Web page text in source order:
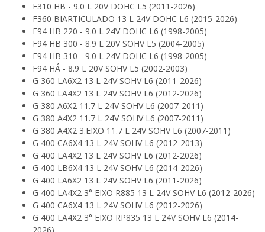
F310 HB - 9.0 L 20V DOHC L5 (2011-2026)
F360 BIARTICULADO 13 L 24V DOHC L6 (2015-2026)
F94 HB 220 - 9.0 L 24V DOHC L6 (1998-2005)
F94 HB 300 - 8.9 L 20V SOHV L5 (2004-2005)
F94 HB 310 - 9.0 L 24V DOHC L6 (1998-2005)
F94 HÁ - 8.9 L 20V SOHV L5 (2002-2003)
G 360 LA6X2 13 L 24V SOHV L6 (2011-2026)
G 360 LA4X2 13 L 24V SOHV L6 (2012-2026)
G 380 A6X2 11.7 L 24V SOHV L6 (2007-2011)
G 380 A4X2 11.7 L 24V SOHV L6 (2007-2011)
G 380 A4X2 3.EIXO 11.7 L 24V SOHV L6 (2007-2011)
G 400 CA6X4 13 L 24V SOHV L6 (2012-2013)
G 400 LA4X2 13 L 24V SOHV L6 (2012-2026)
G 400 LB6X4 13 L 24V SOHV L6 (2014-2026)
G 400 LA6X2 13 L 24V SOHV L6 (2011-2026)
G 400 LA4X2 3° EIXO R885 13 L 24V SOHV L6 (2012-2026)
G 400 CA6X4 13 L 24V SOHV L6 (2012-2026)
G 400 LA4X2 3° EIXO RP835 13 L 24V SOHV L6 (2014-